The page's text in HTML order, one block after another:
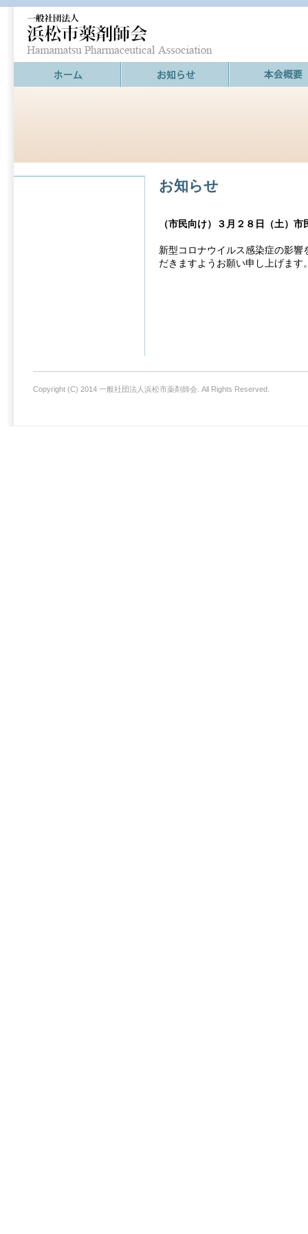
お知らせ
（市民向け）３月２８日（土）
新型コロナウイルス感染症の影
だきますようお願い申し上げます
Copyright (C) 2014 一般社団法人浜松市薬剤師会. All Rights Reserved.